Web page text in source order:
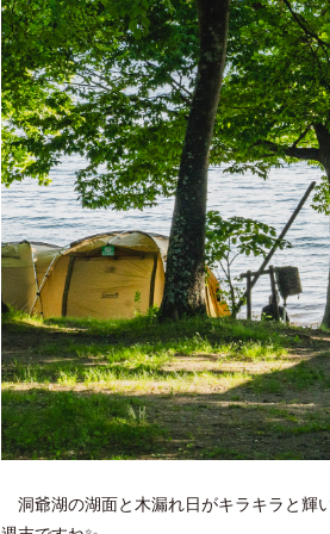
洞爺湖の湖面と木漏れ日がキラキラと輝